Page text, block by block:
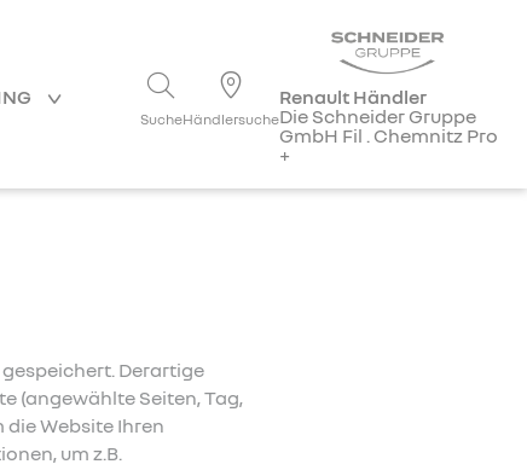
SucheHändlersuche
Renault Händler
Die Schneider Gruppe
GmbH Fil . Chemnitz Pro
+
Derartige
(angewählte Seiten, Tag,
die Website Ihren
um z.B.